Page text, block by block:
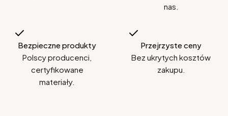
nas.
Bezpieczne produkty
Polscy producenci,
certyfikowane
materiały.
Przejrzyste ceny
Bez ukrytych kosztów
zakupu.